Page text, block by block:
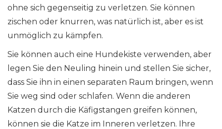
ohne sich gegenseitig zu verletzen. Sie können
zischen oder knurren, was natürlich ist, aber es ist
unmöglich zu kämpfen.
Sie können auch eine Hundekiste verwenden, aber
legen Sie den Neuling hinein und stellen Sie sicher,
dass Sie ihn in einen separaten Raum bringen, wenn
Sie weg sind oder schlafen. Wenn die anderen
Katzen durch die Käfigstangen greifen können,
können sie die Katze im Inneren verletzen. Ihre